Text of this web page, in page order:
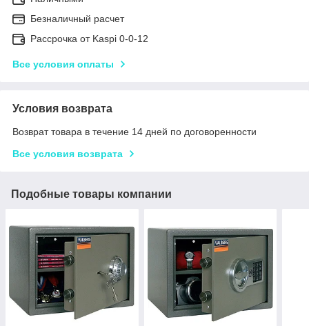
Безналичный расчет
Рассрочка от Kaspi 0-0-12
Все условия оплаты
Условия возврата
Возврат товара в течение 14 дней по договоренности
Все условия возврата
Подобные товары компании